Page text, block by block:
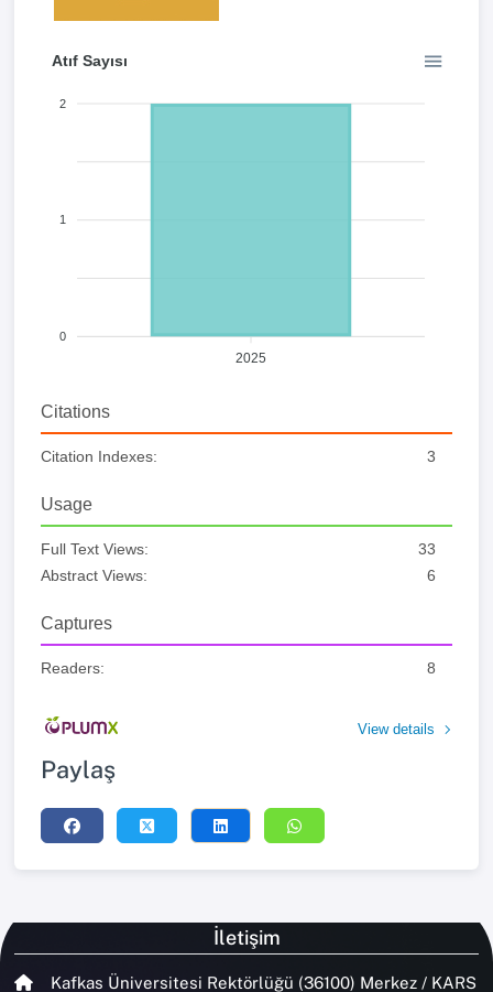
Atıf Sayısı
2
1
0
2025
Citations
Citation Indexes: 3
Usage
Full Text Views:
33
Abstract Views:
6
Captures
Readers: 8
View details
Paylaş
İletişim
Kafkas Üniversitesi Rektörlüğü (36100) Merkez / KARS